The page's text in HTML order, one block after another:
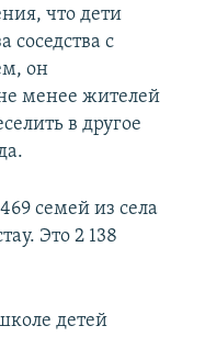
что дети
соседства с
он
менее жителей
в другое
семей из села
Это 2 138
детей